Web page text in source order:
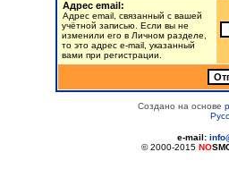
Адрес email:
Адрес email, связанный с вашей
учётной записью. Если вы не
изменили его в Личном разделе,
то это адрес e-mail, указанный
вами при регистрации.
Создано на основе
e-mail:
© 2000-2015 NO